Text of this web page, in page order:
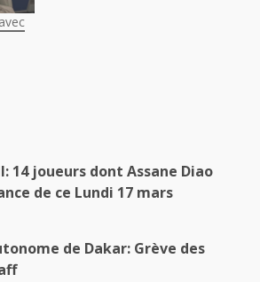
14 joueurs dont Assane Diao
de ce Lundi 17 mars
de Dakar: Grève des